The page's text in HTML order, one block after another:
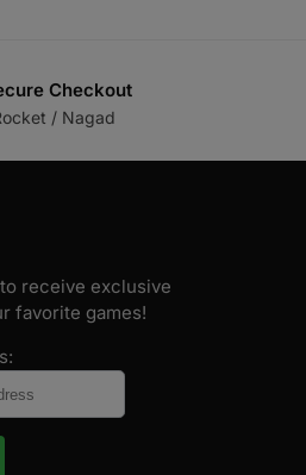
Checkout
/ Nagad
receive exclusive
favorite games!